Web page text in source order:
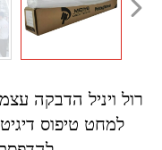
למחט טיפוס